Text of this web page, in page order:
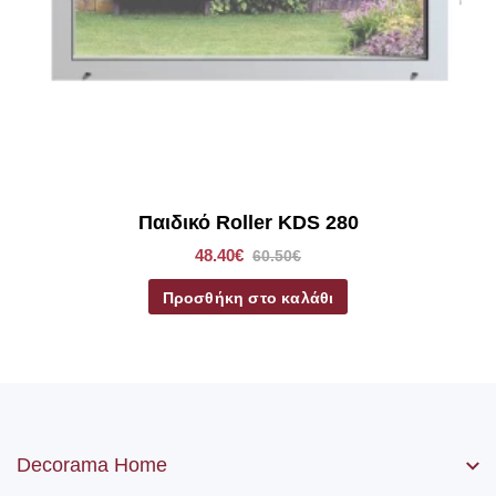
μηχανισμός, η αλυσίδα (χειριστήριο) καθώς βίδες και ούπα.
Παιδικό Roller KDS 280
48.40€ 60.50€
Προσθήκη στο καλάθι
Decorama Home